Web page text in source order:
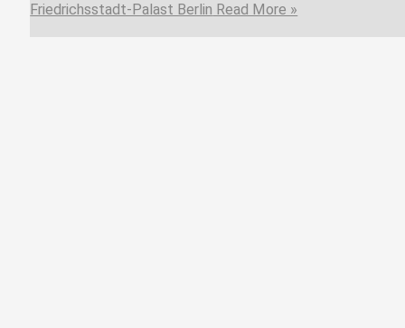
Friedrichsstadt-Palast Berlin Read More »